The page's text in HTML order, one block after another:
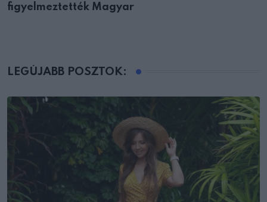
figyelmeztették Magyar
LEGÚJABB POSZTOK: